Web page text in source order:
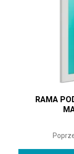
RAMA